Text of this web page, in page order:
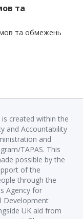
та
та обмежень
created within the
and Accountability
and
TAPAS. This
possible by the
of the
through the
Agency for
Development
UK aid from